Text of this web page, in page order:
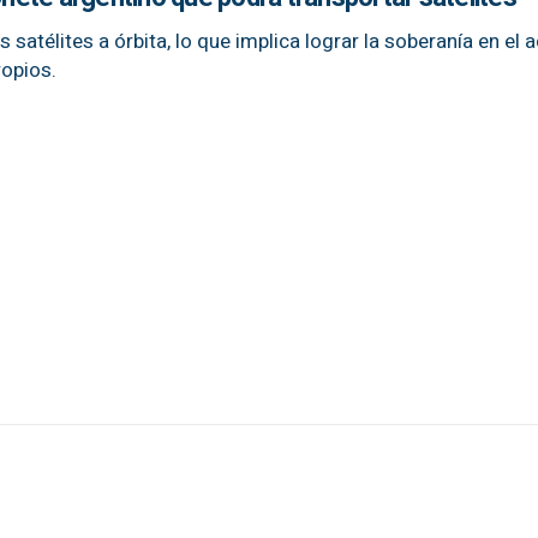
satélites a órbita, lo que implica lograr la soberanía en el